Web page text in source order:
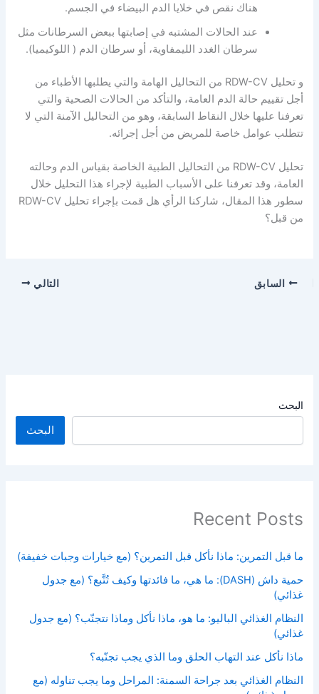
البحث
البحث
Recent Posts
ما قبل التمرين: ماذا نأكل قبل التمرين؟ (مع خيارات وجبات خفيفة)
حمية داش (DASH): ما هي، ما فائدتها وكيف تُتَّبع؟ (مع جدول
غذائي)
النظام الغذائي الباليو: ما هو، ماذا نأكل وماذا نتجنّب؟ (مع جدول
غذائي)
ماذا نأكل عند التهاب الحلق وما الذي يجب تجنّبه؟
النظام الغذائي بعد جراحة السمنة: المراحل وما يجب تناوله (مع
هناك نقص في خلايا الدم البيضاء في الجسم.
عند الحالات المشتبه في إصابتها ببعض السرطانات مثل
سرطان الغدد الليمفاوية، أو سرطان الدم ( اللوكيميا).
و تحليل RDW-CV من التحاليل الهامة والتي يطلبها الأطباء من
أجل تقييم حالة الدم العامة، والتأكد من الحالات الصحية والتي
تعرفنا عليها خلال النقاط السابقة، وهو من التحاليل الآمنة التي لا
تتطلب عوامل خاصة للمريض من أجل إجرائه.
تحليل RDW-CV من التحاليل الطبية الخاصة بقياس الدم وحالته
العامة، وقد تعرفنا على الأسباب الطبية لإجراء هذا التحليل خلال
سطور هذا المقال، شاركنا الرأي هل قمت بإجراء تحليل RDW-CV
من قبل؟
السابق التالي